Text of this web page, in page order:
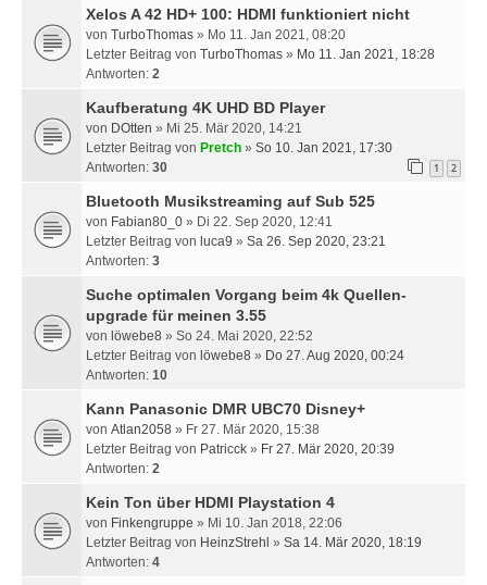
Xelos A 42 HD+ 100: HDMI funktioniert nicht
von TurboThomas » Mo 11. Jan 2021, 08:20
Letzter Beitrag von TurboThomas » Mo 11. Jan 2021, 18:28
Antworten: 2
Kaufberatung 4K UHD BD Player
von DOtten » Mi 25. Mär 2020, 14:21
Letzter Beitrag von Pretch » So 10. Jan 2021, 17:30
Antworten: 30 1 2
Bluetooth Musikstreaming auf Sub 525
von Fabian80_0 » Di 22. Sep 2020, 12:41
Letzter Beitrag von luca9 » Sa 26. Sep 2020, 23:21
Antworten: 3
Suche optimalen Vorgang beim 4k Quellen-
upgrade für meinen 3.55
von löwebe8 » So 24. Mai 2020, 22:52
Letzter Beitrag von löwebe8 » Do 27. Aug 2020, 00:24
Antworten: 10
Kann Panasonic DMR UBC70 Disney+
von Atlan2058 » Fr 27. Mär 2020, 15:38
Letzter Beitrag von Patricck » Fr 27. Mär 2020, 20:39
Antworten: 2
Kein Ton über HDMI Playstation 4
von Finkengruppe » Mi 10. Jan 2018, 22:06
Letzter Beitrag von HeinzStrehl » Sa 14. Mär 2020, 18:19
Antworten: 4